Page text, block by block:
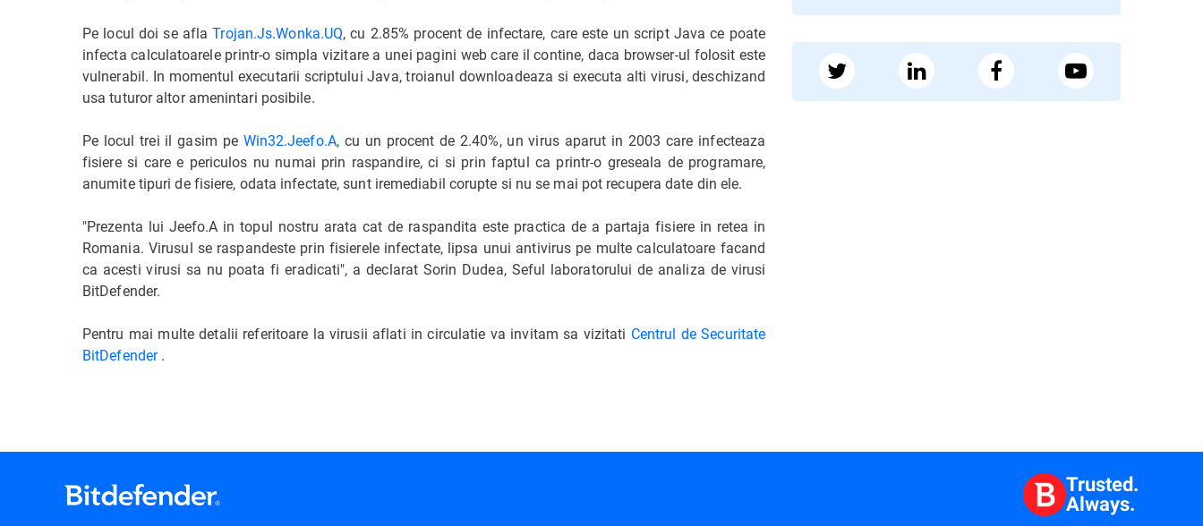
Pe locul doi se aflaTrojan.Js.Wonka.UQ, cu 2.85% procent de infectare, care este un script Java ce poate
infecta calculatoarele printr-o simpla vizitare a unei pagini web care il contine, daca browser-ul folosit este
vulnerabil. In momentul executarii scriptului Java, troianul downloadeaza si executa alti virusi, deschizand
usa tuturor altor amenintari posibile.
Pe locul trei il gasim pe Win32.Jeefo.A, cu un procent de 2.40%, un virus aparut in 2003 care infecteaza
fisiere si care e periculos nu numai prin raspandire, ci si prin faptul ca printr-o greseala de programare,
anumite tipuri de fisiere, odata infectate, sunt iremediabil corupte si nu se mai pot recupera date din ele.
"Prezenta lui Jeefo.A in topul nostru arata cat de raspandita este practica de a partaja fisiere in retea in
Romania. Virusul se raspandeste prin fisierele infectate, lipsa unui antivirus pe multe calculatoare facand
ca acesti virusi sa nu poata fi eradicati", a declarat Sorin Dudea, Seful laboratorului de analiza de virusi
BitDefender.
Pentru mai multe detalii referitoare la virusii aflati in circulatie va invitam sa vizitati Centrul de Securitate
BitDefender.
Trusted.
Always.